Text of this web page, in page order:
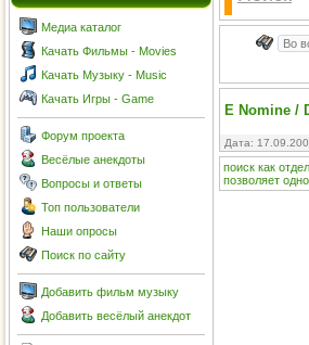
Медиа каталог
Качать Фильмы - Movies
Качать Музыку - Music
Качать Игры - Game
Форум проекта
Весёлые анекдоты
Вопросы и ответы
Топ пользователи
Наши опросы
Поиск по сайту
Добавить фильм музыку
Добавить весёлый анекдот
E Nomine /
Дата:
поиск как
позволяет